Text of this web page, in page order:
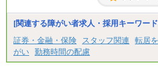
[関連する障がい者求人・採用キーワー
証券・金融・保険
スタッフ関連 転居
がい 勤務時間の配慮